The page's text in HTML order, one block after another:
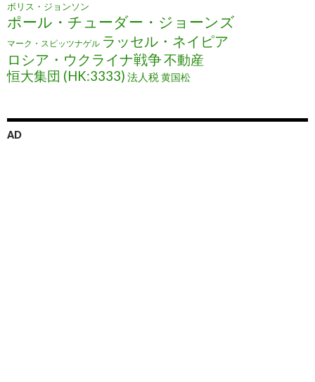
ボリス・ジョンソン
ポール・チューダー・ジョーンズ
マーク・スピッツナゲル ラッセル・ネイピア
ロシア・ウクライナ戦争不動産
恒大集団 (HK:3333) 法人税黄国松
AD